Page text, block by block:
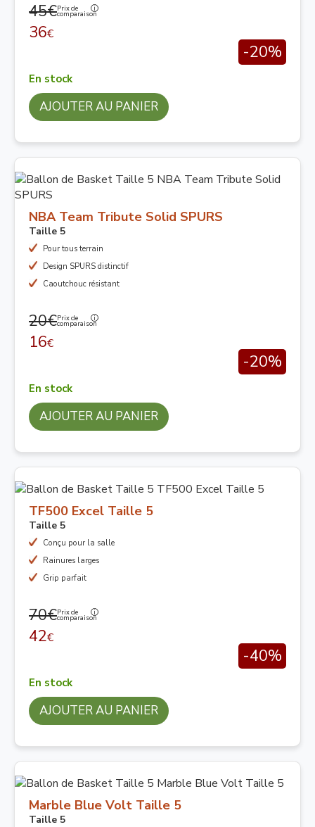
45€Prix de
comparaison
36€
-20%
En stock
AJOUTER AU PANIER
NBA Team Tribute Solid SPURS
Taille 5
Pour tous terrain
Design SPURS distinctif
Caoutchouc résistant
20€Prix de
comparaison
16€
-20%
En stock
AJOUTER AU PANIER
TF500 Excel Taille 5
Taille 5
Conçu pour la salle
Rainures larges
Grip parfait
70€Prix de
comparaison
42€
-40%
En stock
AJOUTER AU PANIER
Marble Blue Volt Taille 5
Taille 5